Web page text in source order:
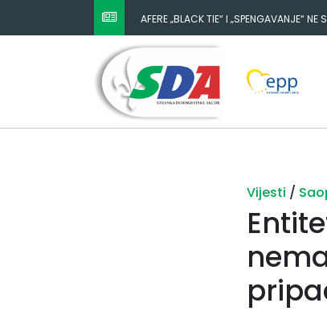
AFERE „BLACK TIE“ I „SPENGAVANJE“ NE
Vijesti /